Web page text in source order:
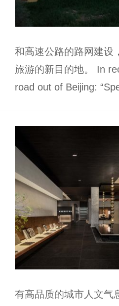
和高速公路的路网建设
旅游的新目的地。 In
road out of Beijing:
有高品质的城市人文气